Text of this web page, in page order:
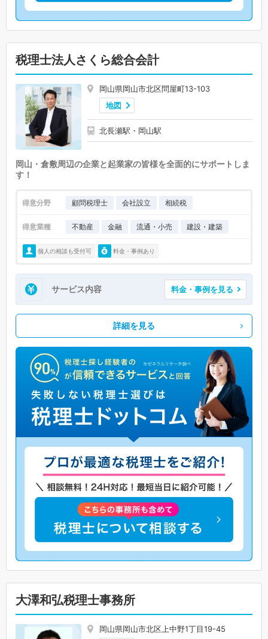
税理士法人さくら総合会計
岡山県岡山市北区問屋町13-103
地図
北長瀬駅・岡山駅
岡山・倉敷周辺の企業と起業家の皆様を全面的にサポートしま
す！
得意分野 顧問税理士 会社設立 相続税
得意業種 不動産 金融 流通・小売 建設・建築
個人の相談も受付可 料金・事例あり
サービス内容 料金・事例を見る
詳細を見る
大澤和弘税理士事務所
岡山県岡山市北区上中野1丁目19-45